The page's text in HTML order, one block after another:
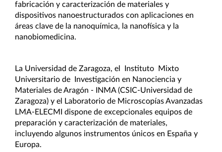
fabricación y caracterización de materiales y
dispositivos nanoestructurados con aplicaciones en
áreas clave de la nanoquímica, la nanofísica y la
nanobiomedicina.
La Universidad de Zaragoza, el Instituto Mixto
Universitario de Investigación en Nanociencia y
Materiales de Aragón - INMA (CSIC-Universidad de
Zaragoza) y el Laboratorio de Microscopías Avanzadas
LMA-ELECMI dispone de excepcionales equipos de
preparación y caracterización de materiales,
incluyendo algunos instrumentos únicos en España y
Europa.